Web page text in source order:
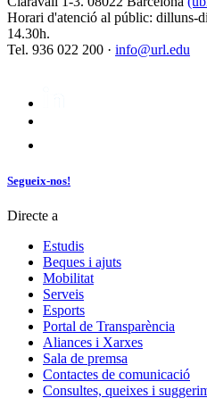
Horari d'atenció al públic: dilluns-
14.30h.
Tel. 936 022 200 · info@url.edu
Segueix-nos!
Directe a
Estudis
Beques i ajuts
Mobilitat
Serveis
Esports
Portal de Transparència
Aliances i Xarxes
Sala de premsa
Contactes de comunicació
Consultes, queixes i